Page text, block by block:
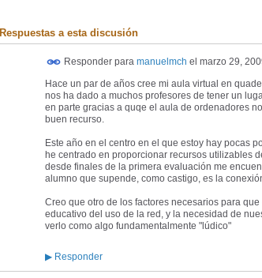
Respuestas a esta discusión
Responder para manuelmch el marzo 29,
Hace un par de años cree mi aula virtual en
nos ha dado a muchos profesores de tener un
en parte gracias a quqe el aula de ordenadores
buen recurso.
Este año en el centro en el que estoy hay pocas
he centrado en proporcionar recursos utilizables
desde finales de la primera evaluación me
alumno que supende, como castigo, es la
Creo que otro de los factores necesarios para
educativo del uso de la red, y la necesidad de
verlo como algo fundamentalmente "lúdico"
▶ Responder